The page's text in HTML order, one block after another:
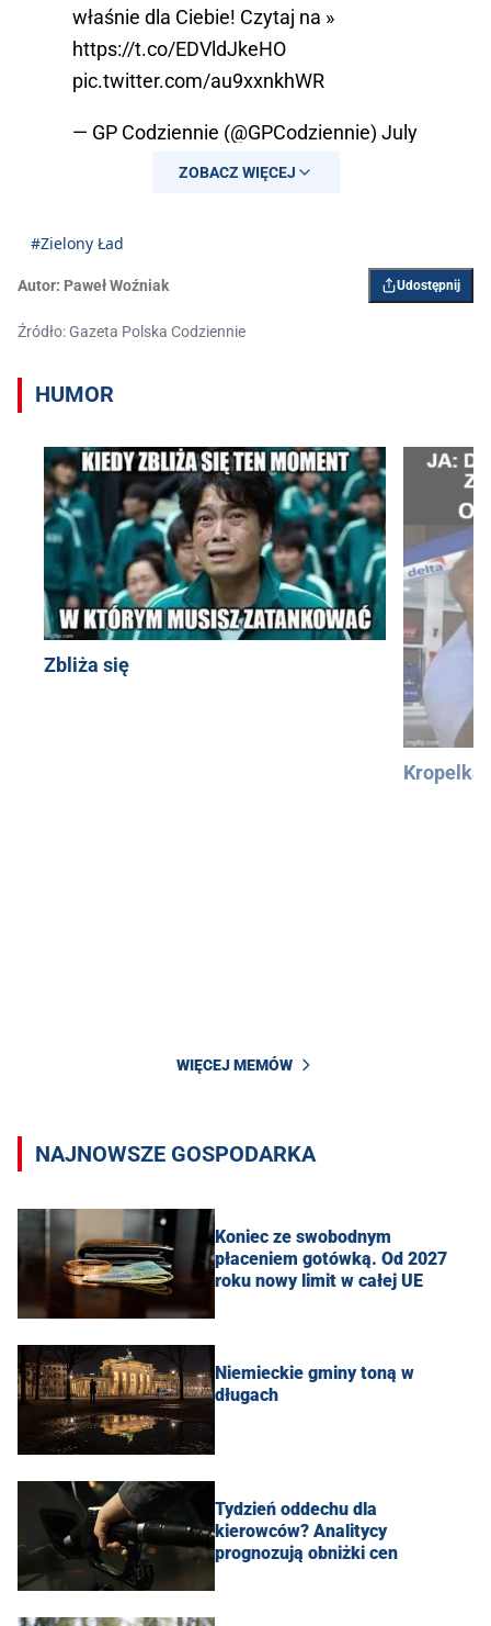
właśnie dla Ciebie! Czytaj na »
https://t.co/EDVldJkeHO
pic.twitter.com/au9xxnkhWR
— GP Codziennie (@GPCodziennie) July
ZOBACZ WIĘCEJ
#Zielony Ład
Autor: Paweł Woźniak Udostępnij
Źródło: Gazeta Polska Codziennie
HUMOR
Zbliża się
Kropelka
WIĘCEJ MEMÓW
NAJNOWSZE GOSPODARKA
Koniec ze swobodnym
płaceniem gotówką. Od 2027
roku nowy limit w całej UE
Niemieckie gminy toną w
długach
Tydzień oddechu dla
kierowców? Analitycy
prognozują obniżki cen